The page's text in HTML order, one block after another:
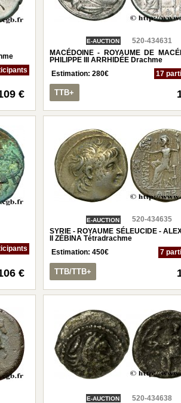
€
E-AUCTION
520-434631
MACÉDOINE - ROYAUME DE
PHILIPPE III ARRHIDÉE Drachme
Estimation:280€ 17
TTB+
€
E-AUCTION
520-434635
SYRIE - ROYAUME SÉLEUCIDE -
II ZÉBINA Tétradrachme
Estimation:450€ 7
TTB/TTB+
E-AUCTION
520-434638